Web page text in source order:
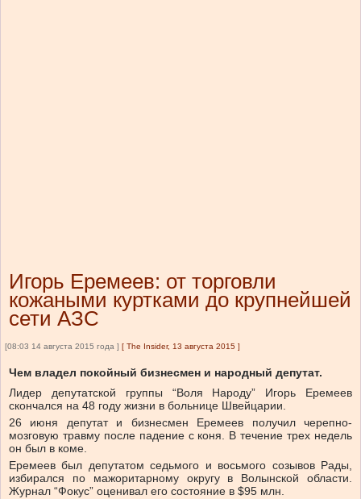
Игорь Еремеев: от торговли
кожаными куртками до крупнейшей
сети АЗС
[08:03 14 августа 2015 года ] [ The Insider, 13 августа 2015 ]
Чем владел покойный бизнесмен и народный депутат.
Лидер депутатской группы “Воля Народу” Игорь Еремеев
скончался на 48 году жизни в больнице Швейцарии.
26 июня депутат и бизнесмен Еремеев получил черепно-
мозговую травму после падение с коня. В течение трех недель
он был в коме.
Еремеев был депутатом седьмого и восьмого созывов Рады,
избирался по мажоритарному округу в Волынской области.
Журнал “Фокус” оценивал его состояние в $95 млн.